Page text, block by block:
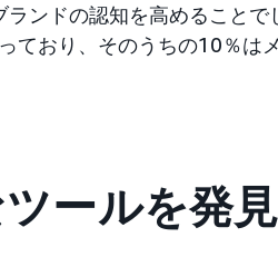
ンドの認知を高めることで
ており、そのうちの10％は
ールを発見